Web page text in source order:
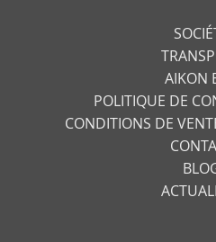
AIKON
POLITIQUE DE
CONDITIONS DE